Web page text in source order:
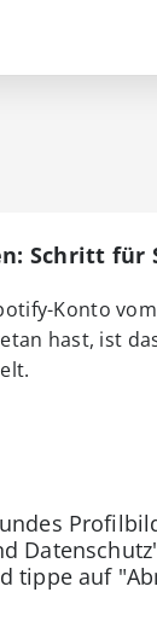
Schritt
Konto
hast, ist
tippe auf